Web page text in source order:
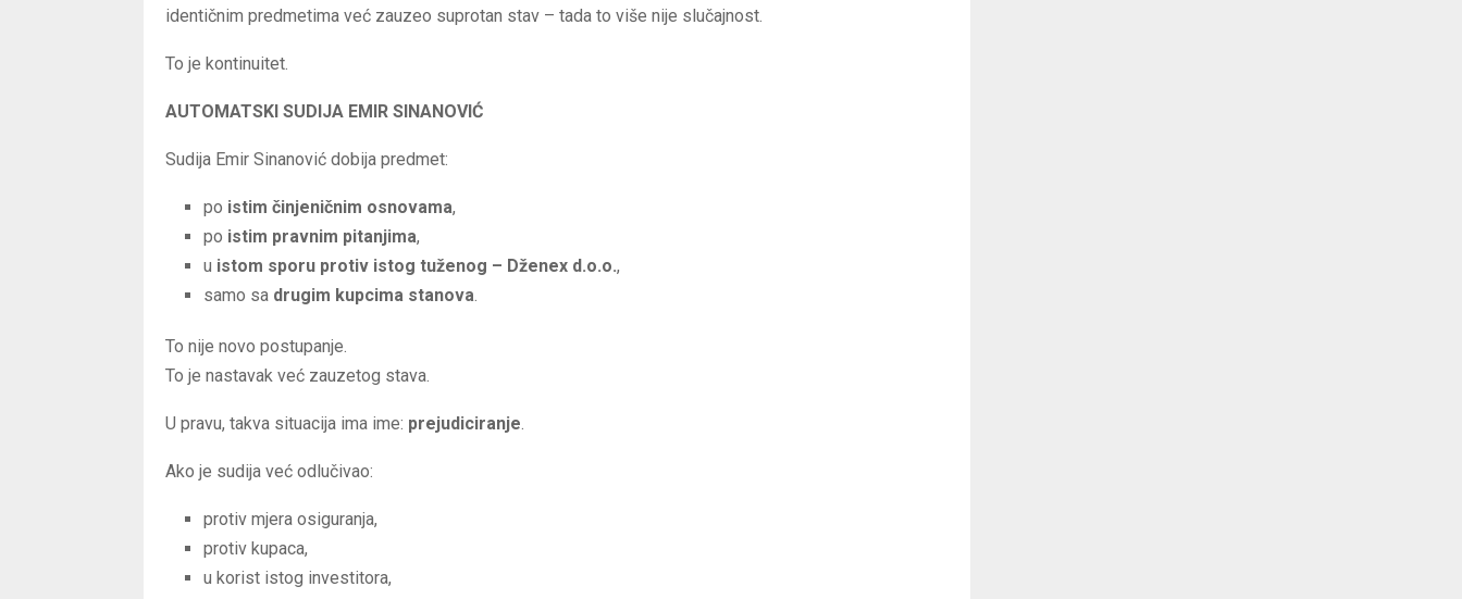
identičnim predmetima već zauzeo suprotan stav – tada to više nije slučajnost.
To je kontinuitet.
AUTOMATSKI SUDIJA EMIR SINANOVIĆ
Sudija Emir Sinanović dobija predmet:
po istim činjeničnim osnovama,
po istim pravnim pitanjima,
u istom sporu protiv istog tuženog – Dženex d.o.o.,
samo sa drugim kupcima stanova.
To nije novo postupanje.
To je nastavak već zauzetog stava.
U pravu, takva situacija ima ime: prejudiciranje.
Ako je sudija već odlučivao:
protiv mjera osiguranja,
protiv kupaca,
u korist istog investitora,